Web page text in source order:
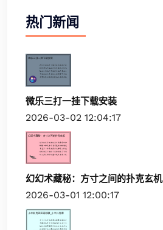
热门新闻
微乐三打一挂下载安装
2026-03-02 12:04:17
幻幻术藏秘：方寸之间的扑克玄机
2026-03-01 12:00:17